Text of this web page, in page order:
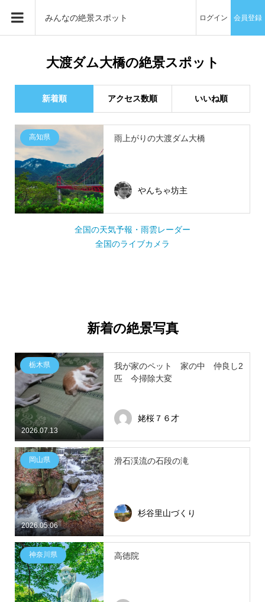
みんなの絶景スポット ログイン 会員登録
大渡ダム大橋の絶景スポット
新着順 アクセス数順 いいね順
高知県 雨上がりの大渡ダム大橋
やんちゃ坊主
全国の天気予報・雨雲レーダー
全国のライブカメラ
新着の絶景写真
2026.07.13
栃木県
我が家のペット 家の中 仲良し2
匹 今掃除大変
姥桜７６才
2026.05.06
岡山県 滑石渓流の石段の滝
杉谷里山づくり
神奈川県 高徳院